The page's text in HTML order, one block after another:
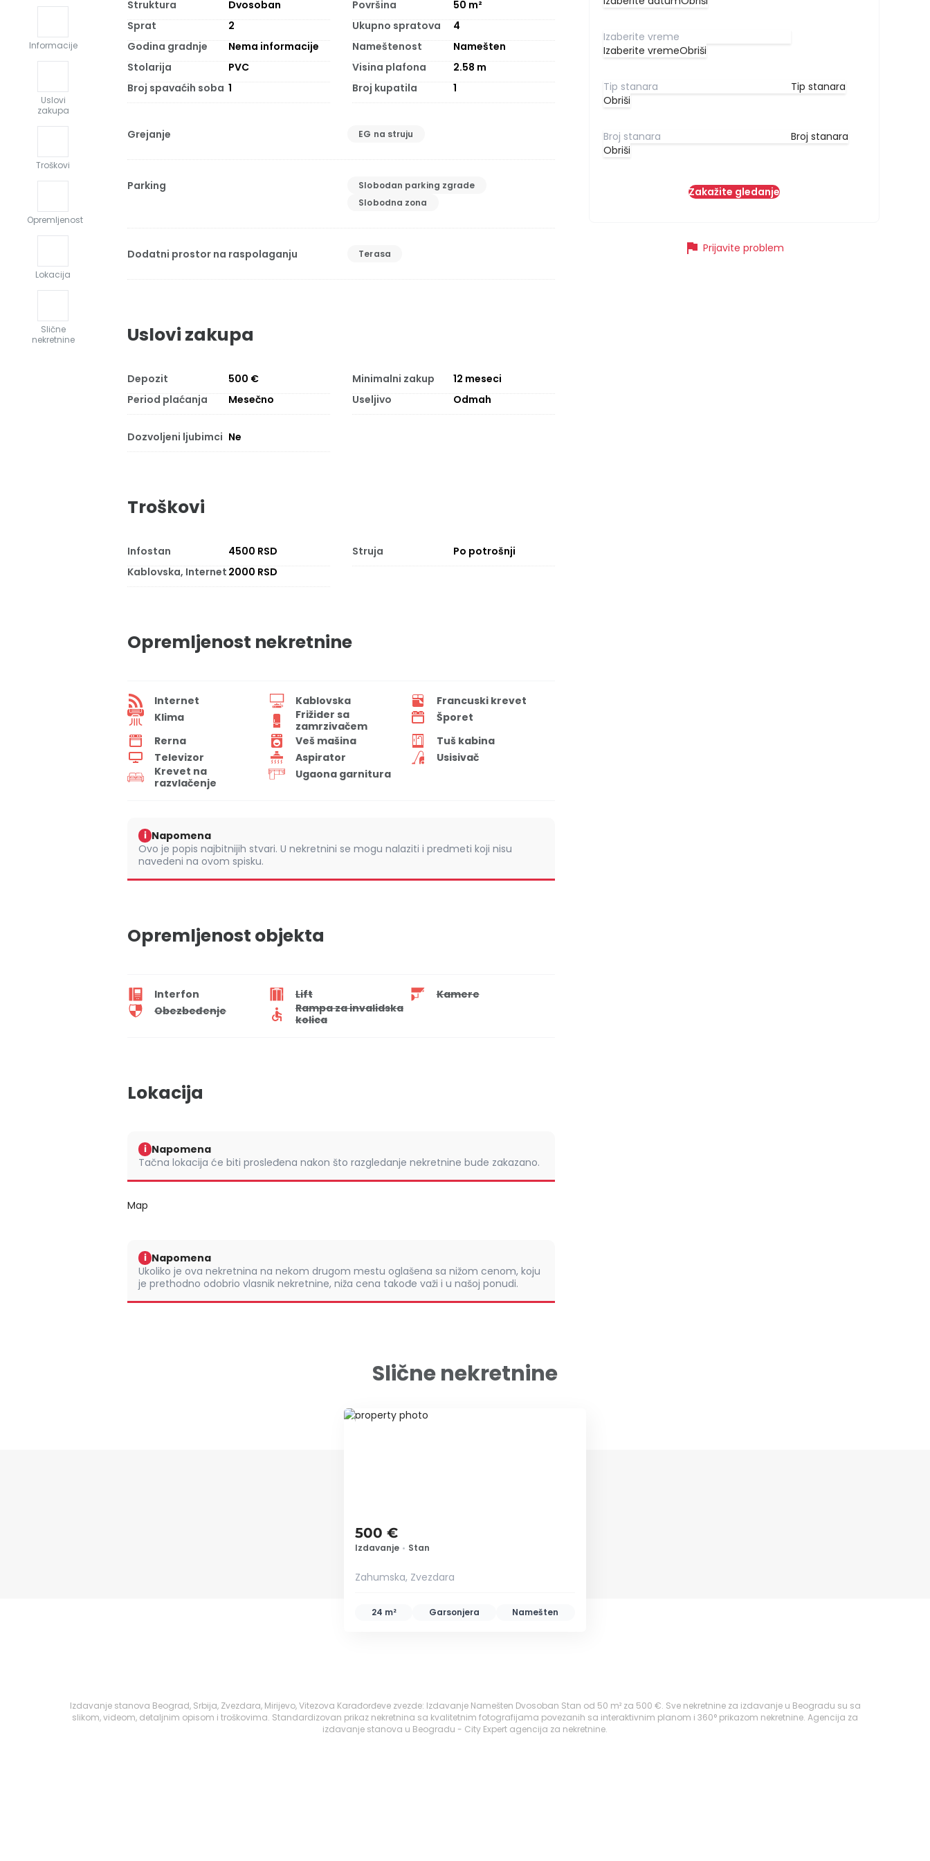
Informacije
Uslovi
zakupa
Troškovi
Opremljenost
Lokacija
Slične
nekretnine
Struktura Dvosoban Površina 50 m²
Sprat
2 Ukupno spratova
4
Godina gradnje
Nema informacije Nameštenost
Namešten
Stolarija
PVC Visina plafona 2.58 m
Broj spavaćih soba 1 Broj kupatila 1
Grejanje EG na struju
Parking
Slobodan parking zgrade
Slobodna zona
Dodatni prostor na raspolaganju Terasa
Uslovi zakupa
Depozit 500 € Minimalni zakup 12 meseci
Period plaćanja
Mesečno Useljivo Odmah
Dozvoljeni ljubimci Ne
Troškovi
Infostan 4500 RSD Struja
Po potrošnji
Kablovska, Internet 2000 RSD
Opremljenost nekretnine
Internet Kablovska
Francuski krevet
Klima
Frižider sa
zamrzivačem
Šporet
Rerna
Veš mašina
Tuš kabina
Televizor
Aspirator
Usisivač
Krevet na
razvlačenje
Ugaona garnitura
i Napomena
Ovo je popis najbitnijih stvari. U nekretnini se mogu nalaziti i predmeti koji nisu
navedeni na ovom spisku.
Opremljenost objekta
Interfon Lift
Kamere
Obezbeđenje
Rampa za invalidska
kolica
Lokacija
i Napomena
Tačna lokacija će biti prosleđena nakon što razgledanje nekretnine bude zakazano.
Map
i Napomena
Ukoliko je ova nekretnina na nekom drugom mestu oglašena sa nižom cenom, koju
je prethodno odobrio vlasnik nekretnine, niža cena takođe važi i u našoj ponudi.
Izaberite vremeObriši
Tip stanara
Obriši
Broj stanara
Obriši
Zakažite gledanje
flag Prijavite problem
Slične nekretnine
ID 12808
500 €
Izdavanje • Stan
Zahumska, Zvezdara
24 m² Garsonjera Namešten
Izdavanje stanova Beograd, Srbija, Zvezdara, Mirijevo, Vitezova Karađorđeve zvezde: Izdavanje Namešten Dvosoban Stan od 50 m² za 500 €. Sve nekretnine za izdavanje u Beogradu su sa
slikom, videom, detaljnim opisom i troškovima. Standardizovan prikaz nekretnina sa kvalitetnim fotografijama povezanih sa interaktivnim planom i 360° prikazom nekretnine. Agencija za
izdavanje stanova u Beogradu - City Expert agencija za nekretnine.